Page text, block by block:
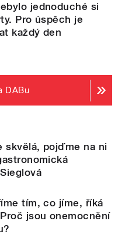
jednoduché si
Pro úspěch je
každý den
DABu
skvělá, pojďme na ni
tím, co jíme, říká
jsou onemocnění